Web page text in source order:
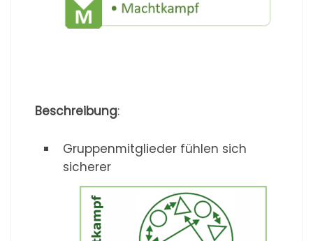
Beschreibung:
Gruppenmitglieder fühlen sich
sicherer